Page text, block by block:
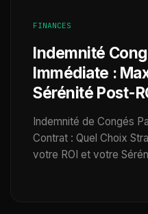
FINANCES
Indemnité
Immédiate :
Sérénité Post-
Indemnité de Congés
Contrat : Quel Choix
votre ROI et votre